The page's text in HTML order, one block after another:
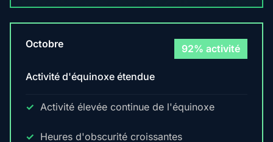
Octobre 92% activité
Activité d'équinoxe étendue
Activité élevée continue de l'équinoxe
Heures d'obscurité croissantes